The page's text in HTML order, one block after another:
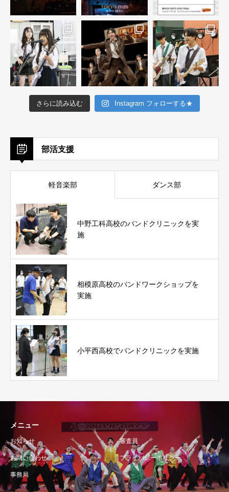
さらに読み込む Instagram フォローする★
部活支援
軽音楽部 ダンス部
中野工科高校のバンドクリニックを実
施
相模原高校のバンドワークショップを
実施
小平西高校でバンドクリニックを実施
メニュー
お知らせ 審査員
お問い合わせ プライバシーポリシー
事務局